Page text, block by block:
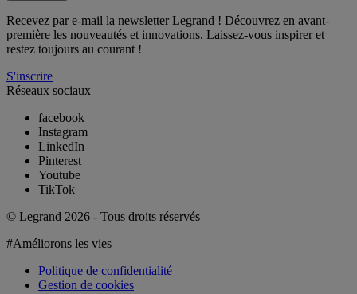
Recevez par e-mail la newsletter Legrand ! Découvrez en avant-
première les nouveautés et innovations. Laissez-vous inspirer et
restez toujours au courant !
S'inscrire
Réseaux sociaux
facebook
Instagram
LinkedIn
Pinterest
Youtube
TikTok
© Legrand 2026 - Tous droits réservés
#Améliorons les vies
Politique de confidentialité
Gestion de cookies